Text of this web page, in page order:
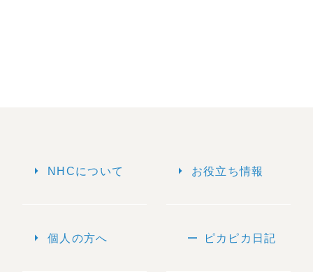
arrow_right NHCについて
arrow_right 個人の方へ
arrow_right お役立ち情報
remove ピカピカ日記